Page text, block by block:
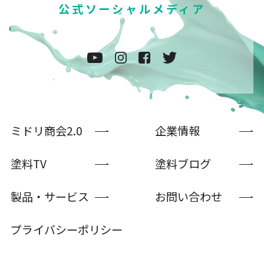
公式ソーシャルメディア
ミドリ商会2.0
企業情報
塗料TV
塗料ブログ
製品・サービス
お問い合わせ
プライバシーポリシー